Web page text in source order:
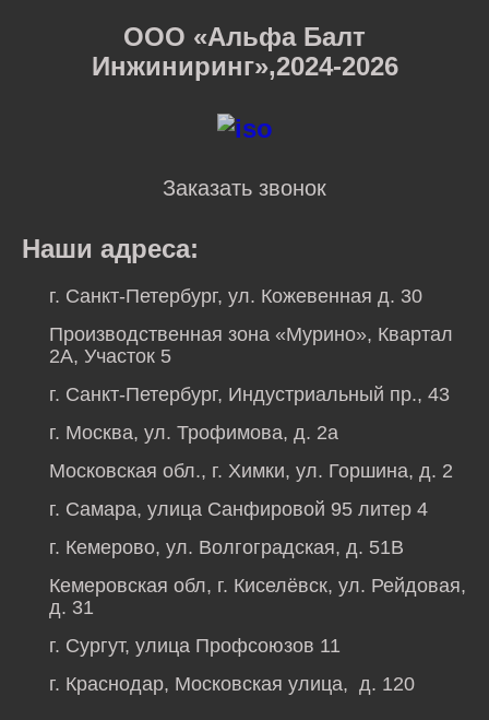
ООО «Альфа Балт
Инжиниринг»,2024-2026
Заказать звонок
Наши адреса:
г. Санкт-Петербург, ул. Кожевенная д. 30
Производственная зона «Мурино», Квартал
2А, Участок 5
г. Санкт-Петербург, Индустриальный пр., 43
г. Москва, ул. Трофимова, д. 2а
Московская обл., г. Химки, ул. Горшина, д. 2
г. Самара, улица Санфировой 95 литер 4
г. Кемерово, ул. Волгоградская, д. 51В
Кемеровская обл, г. Киселёвск, ул. Рейдовая,
д. 31
г. Сургут, улица Профсоюзов 11
г. Краснодар, Московская улица, д. 120